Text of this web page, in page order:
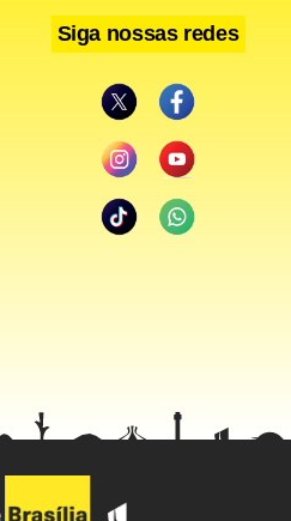
na quinta (24) pode ser
o Dia D de vacinação
Foi o próprio governador
decepcionante. Mas o
realizar outro Dia D
sobretudo quem não tomou
“O que nós queremos
nos esforçando para
Temos meios para ir
Siga nossas redes